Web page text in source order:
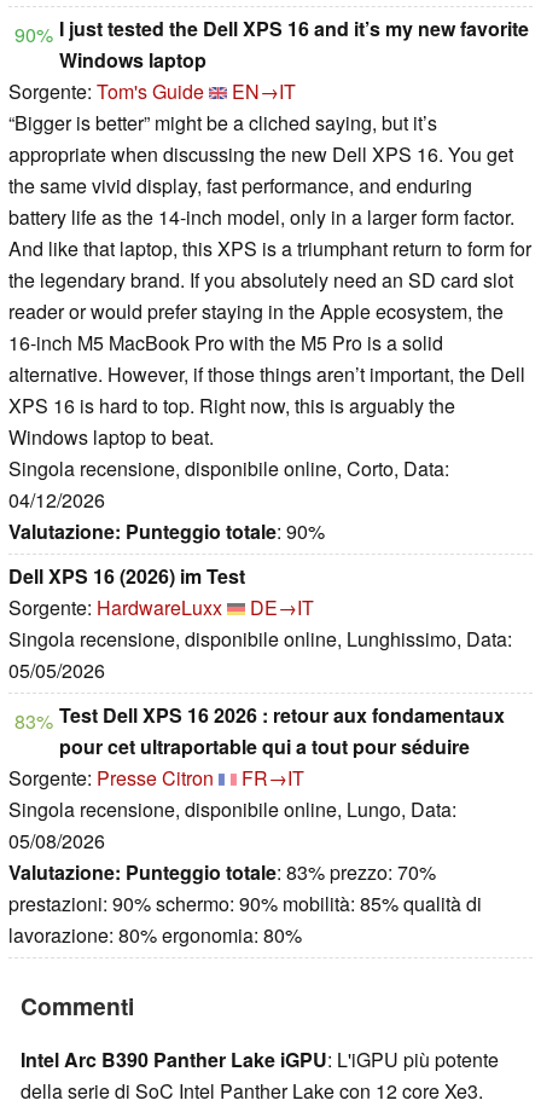
90% I just tested the Dell XPS 16 and it’s my new favorite
Windows laptop
Sorgente: Tom's Guide
EN→IT
“Bigger is better” might be a cliched saying, but it’s
appropriate when discussing the new Dell XPS 16. You get
the same vivid display, fast performance, and enduring
battery life as the 14-inch model, only in a larger form factor.
And like that laptop, this XPS is a triumphant return to form for
the legendary brand. If you absolutely need an SD card slot
reader or would prefer staying in the Apple ecosystem, the
16-inch M5 MacBook Pro with the M5 Pro is a solid
alternative. However, if those things aren’t important, the Dell
XPS 16 is hard to top. Right now, this is arguably the
Windows laptop to beat.
Singola recensione, disponibile online, Corto, Data:
04/12/2026
Valutazione: Punteggio totale: 90%
Dell XPS 16 (2026) im Test
Sorgente: HardwareLuxx
DE→IT
Singola recensione, disponibile online, Lunghissimo, Data:
05/05/2026
83% Test Dell XPS 16 2026 : retour aux fondamentaux
pour cet ultraportable qui a tout pour séduire
Sorgente: Presse Citron
FR→IT
Singola recensione, disponibile online, Lungo, Data:
05/08/2026
Valutazione: Punteggio totale: 83% prezzo: 70%
prestazioni: 90% schermo: 90% mobilità: 85% qualità di
lavorazione: 80% ergonomia: 80%
Commenti
Intel Arc B390 Panther Lake iGPU: L'iGPU più potente
della serie di SoC Intel Panther Lake con 12 core Xe3.